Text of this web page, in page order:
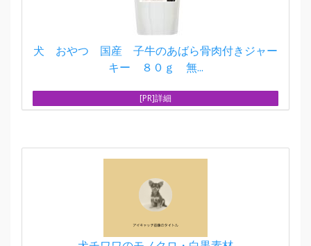
犬 おやつ 国産 子牛のあばら骨肉付きジャー
キー ８０ｇ 無...
[PR]詳細